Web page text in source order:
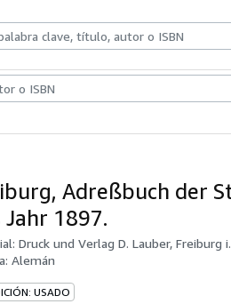
Adreßbuch der
Jahr 1897.
Druck und Verlag D. Lauber, Freiburg
Alemán
USADO